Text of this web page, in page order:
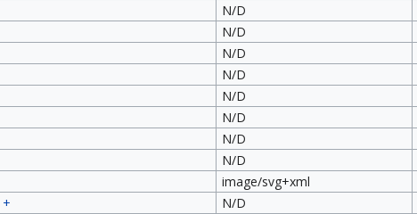
N/D
N/D
N/D
N/D
N/D
N/D
N/D
N/D
image/svg+xml
+ N/D